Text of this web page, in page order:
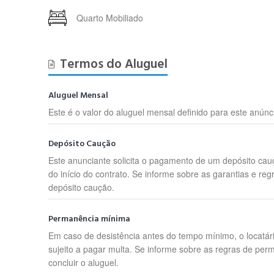
Quarto Mobiliado
Termos do Aluguel
Aluguel Mensal
Este é o valor do aluguel mensal definido para este
Depósito Caução
Este anunciante solicita o pagamento de um depósito
do início do contrato. Se informe sobre as garantias e
depósito caução.
Permanência mínima
Em caso de desistência antes do tempo mínimo, o
sujeito a pagar multa. Se informe sobre as regras de
concluir o aluguel.